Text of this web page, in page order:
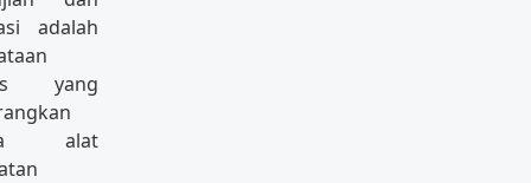
adalah
yang
alat